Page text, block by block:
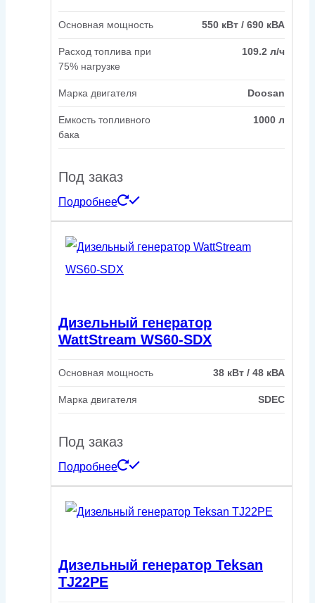
Основная мощность 550 кВт / 690 кВА
Расход топлива при
75% нагрузке
109.2 л/ч
Марка двигателя Doosan
Емкость топливного
бака
1000 л
Под заказ
Подробнее
Дизельный генератор
WattStream WS60-SDX
Основная мощность 38 кВт / 48 кВА
Марка двигателя SDEC
Под заказ
Подробнее
Дизельный генератор Teksan
TJ22PE